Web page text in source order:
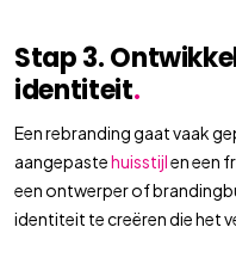
Stap 3.
identiteit.
Een rebranding gaat vaak
aangepastehuisstijlen een
een ontwerper of
identiteit te creëren die het